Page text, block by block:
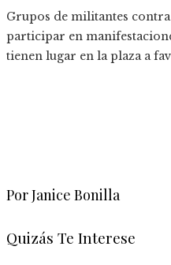
Grupos de militantes
participar en
tienen lugar en la plaza a
Por Janice Bonilla
Quizás Te Interese